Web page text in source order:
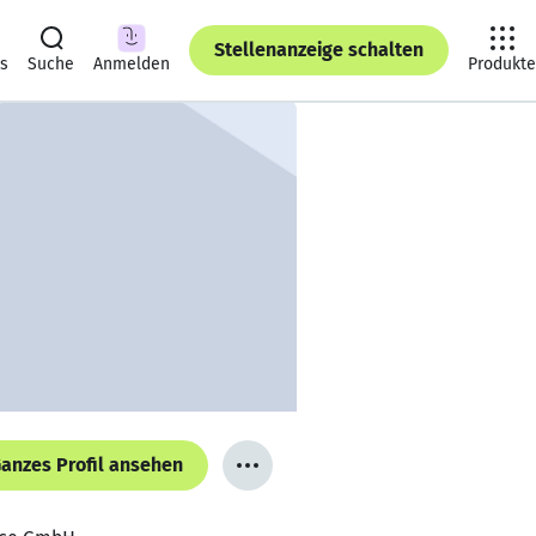
Suche Anmelden
Stellenanzeige schalten
Produkte
Profil ansehen